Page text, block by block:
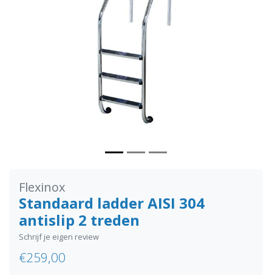
Flexinox
Standaard ladder AISI 304
antislip 2 treden
Schrijf je eigen review
€259,00